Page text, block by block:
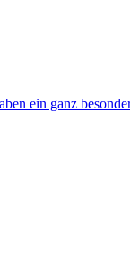
ein ganz